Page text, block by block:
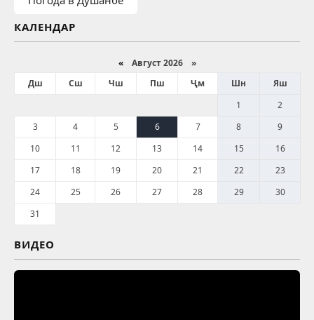
КАЛЕНДАР
«Август 2026 »
Дш
Сш Чш Пш Ҷм Шн
Яш
1
2
3
4 5 6 7 8
9
10
11 12 13 14 15
16
17
18 19 20 21 22
23
24
25 26 27 28 29
30
31
ВИДЕО